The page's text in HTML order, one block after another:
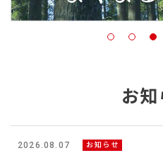
お知
2026.08.07 お知らせ